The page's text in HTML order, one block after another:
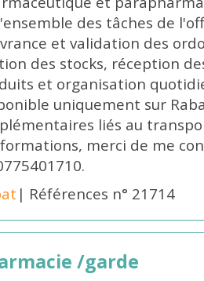
des tâches de
et validation des
des stocks, réception
et organisation
uniquement sur
liés au
merci de me
| Références n° 21714
/garde